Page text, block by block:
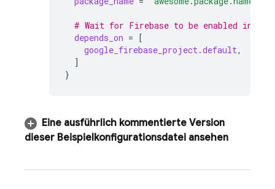
# Wait for Firebase to be enabled in
depends_on = [
google_firebase_project.default,
]
}
Eine ausführlich kommentierte Version
dieser Beispielkonfigurationsdatei ansehen